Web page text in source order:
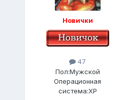
Новички
47
Пол:Мужской
Операционная
система:XP